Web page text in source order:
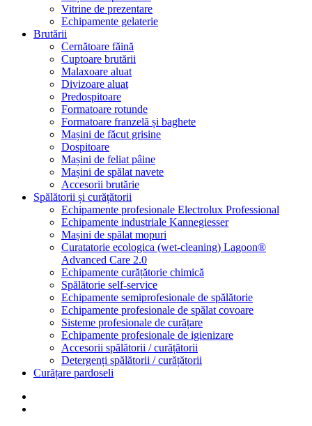
Vitrine de prezentare
Echipamente gelaterie
Brutării
Cernătoare făină
Cuptoare brutării
Malaxoare aluat
Divizoare aluat
Predospitoare
Formatoare rotunde
Formatoare franzelă și baghete
Mașini de făcut grisine
Dospitoare
Mașini de feliat pâine
Mașini de spălat navete
Accesorii brutărie
Spălătorii și curățătorii
Echipamente profesionale Electrolux Professional
Echipamente industriale Kannegiesser
Mașini de spălat mopuri
Curatatorie ecologica (wet-cleaning) Lagoon®
Advanced Care 2.0
Echipamente curățătorie chimică
Spălătorie self-service
Echipamente semiprofesionale de spălătorie
Echipamente profesionale de spălat covoare
Sisteme profesionale de curățare
Echipamente profesionale de igienizare
Accesorii spălătorii / curățătorii
Detergenți spălătorii / curățătorii
Curățare pardoseli